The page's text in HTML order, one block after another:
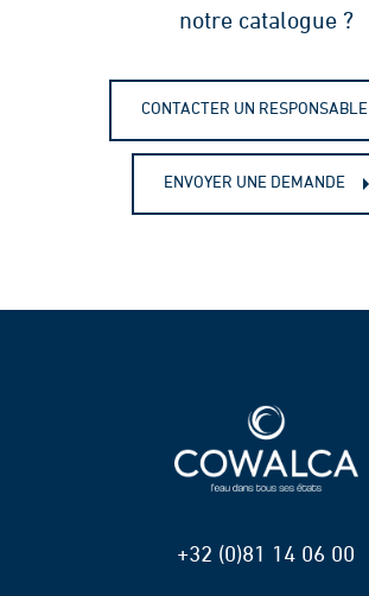
notre catalogue ?
CONTACTER UN RESPONSABLE
ENVOYER UNE DEMANDE
+32 (0)81 14 06 00